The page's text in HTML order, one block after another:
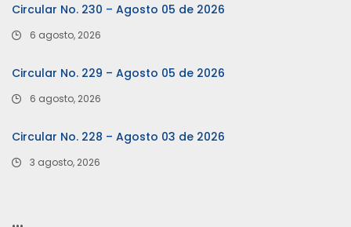
Circular No. 230 – Agosto 05 de 2026
6 agosto, 2026
Circular No. 229 – Agosto 05 de 2026
6 agosto, 2026
Circular No. 228 – Agosto 03 de 2026
3 agosto, 2026
…